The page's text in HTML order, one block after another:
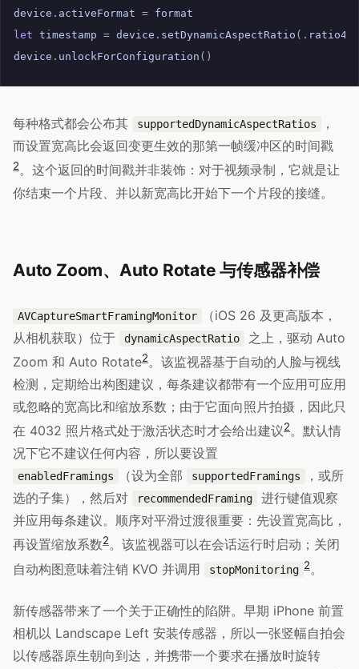
device . activeFormat = format
let timestamp = device . setDynamicAspectRatio (. ratio4x3
device . unlockForConfiguration ()
每种格式都会公布其 supportedDynamicAspectRatios
，
而设置宽高比会返回变更生效的那第一帧缓冲区的时间戳
2。这个返回的时间戳并非装饰：对于视频录制，它就是让
你结束一个片段、并以新宽高比开始下一个片段的接缝。
Auto Zoom、Auto Rotate 与传感器补偿
AVCaptureSmartFramingMonitor
（iOS 26 及更高版本，
从相机获取）位于
dynamicAspectRatio
之上，驱动 Auto
Zoom 和 Auto Rotate2。该监视器基于自动的人脸与视线
检测，定期给出构图建议，每条建议都带有一个应用可应用
或忽略的宽高比和缩放系数；由于它面向照片拍摄，因此只
在 4032 照片格式处于激活状态时才会给出建议2。默认情
况下它不建议任何内容，所以要设置
enabledFramings （设为全部 supportedFramings
，或所
选的子集），然后对
recommendedFraming
进行键值观察
并应用每条建议。顺序对平滑过渡很重要：先设置宽高比，
再设置缩放系数2。该监视器可以在会话运行时启动；关闭
自动构图意味着注销 KVO 并调用
stopMonitoring 2。
新传感器带来了一个关于正确性的陷阱。早期 iPhone 前置
相机以 Landscape Left 安装传感器，所以一张竖幅自拍会
以传感器原生朝向到达，并携带一个要求在播放时旋转